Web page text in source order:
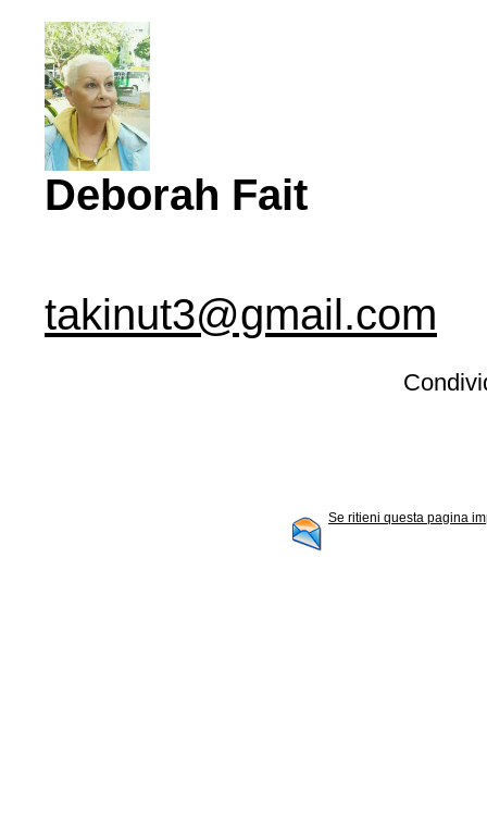
Deborah Fait
takinut3@gmail.com
Se ritieni questa pagina